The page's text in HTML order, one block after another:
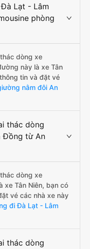
Lạt - Lâm
phòng
dòng xe
này là xe Tân
tin và đặt vé
nằm đôi An
thác dòng
Đồng từ An
dòng xe
xe Tân Niên, bạn có
vé các nhà xe này
đi Đà Lạt - Lâm
thác dòng